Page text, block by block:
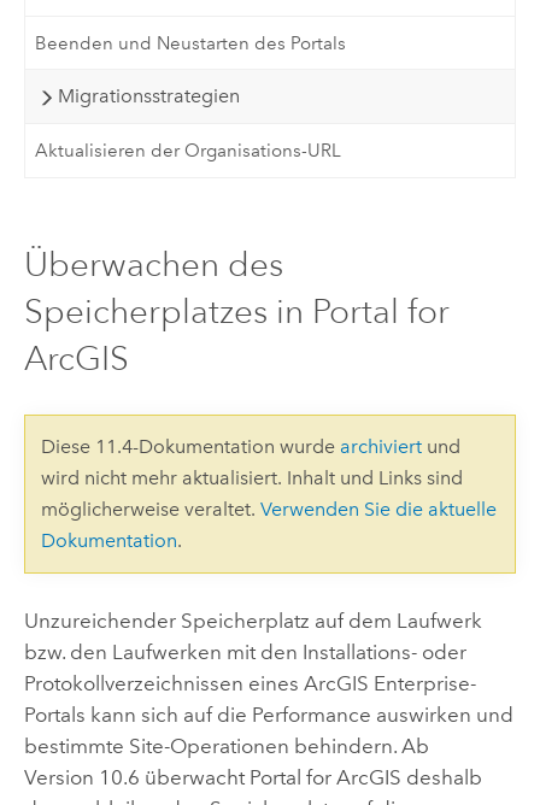
Beenden und Neustarten des Portals
Migrationsstrategien
Aktualisieren der Organisations-URL
Überwachen des
Speicherplatzes in Portal for
ArcGIS
Diese 11.4-Dokumentation wurde archiviertund
wird nicht mehr aktualisiert. Inhalt und Links sind
möglicherweise veraltet. Verwenden Sie die aktuelle
Dokumentation.
Unzureichender Speicherplatz auf dem Laufwerk
bzw. den Laufwerken mit den Installations- oder
Protokollverzeichnissen eines ArcGIS Enterprise-
Portals kann sich auf die Performance auswirken und
bestimmte Site-Operationen behindern. Ab
Version 10.6 überwacht Portal for ArcGIS deshalb